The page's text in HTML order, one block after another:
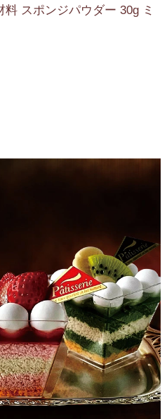
スポンジパウダー 30g ミ